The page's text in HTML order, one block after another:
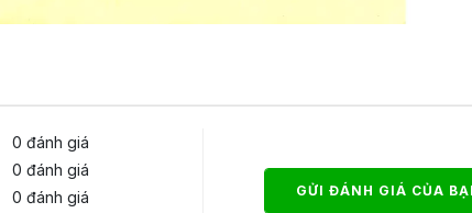
0 đánh giá
0 đánh giá
0 đánh giá
GỬI ĐÁNH GIÁ CỦA